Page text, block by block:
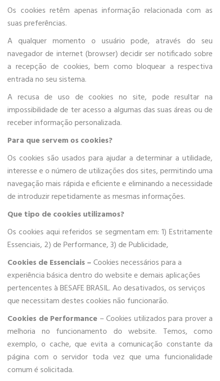
Os cookies retêm apenas informação relacionada com as
suas preferências.
A qualquer momento o usuário pode, através do seu
navegador de internet (browser) decidir ser notificado sobre
a recepção de cookies, bem como bloquear a respectiva
entrada no seu sistema.
A recusa de uso de cookies no site, pode resultar na
impossibilidade de ter acesso a algumas das suas áreas ou de
receber informação personalizada.
Para que servem os cookies?
Os cookies são usados para ajudar a determinar a utilidade,
interesse e o número de utilizações dos sites, permitindo uma
navegação mais rápida e eficiente e eliminando a necessidade
de introduzir repetidamente as mesmas informações.
Que tipo de cookies utilizamos?
Os cookies aqui referidos se segmentam em: 1) Estritamente
Essenciais, 2) de Performance, 3) de Publicidade,
Cookies de Essenciais –Cookies necessários para a
experiência básica dentro do website e demais aplicações
pertencentes à BESAFE BRASIL. Ao desativados, os serviços
que necessitam destes cookies não funcionarão.
Cookies de Performance – Cookies utilizados para prover a
melhoria no funcionamento do website. Temos, como
exemplo, o cache, que evita a comunicação constante da
página com o servidor toda vez que uma funcionalidade
comum é solicitada.